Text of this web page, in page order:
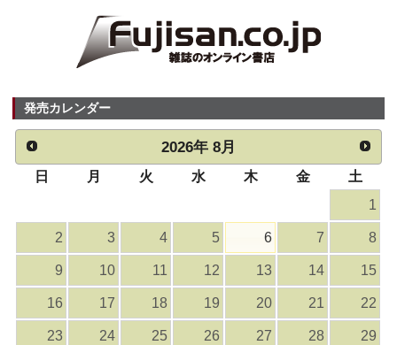
発売カレンダー
2026年 8月
日 月 火 水 木 金
土
1
2 3 4 5 6 7 8
9 10 11 12 13 14 15
16 17 18 19 20 21 22
23 24 25 26 27 28 29